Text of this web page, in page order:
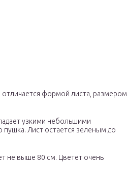
отличается формой листа, размером
узкими небольшими
пушка. Лист остается зеленым до
не выше 80 см. Цветет очень